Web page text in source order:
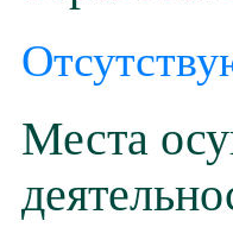
Места